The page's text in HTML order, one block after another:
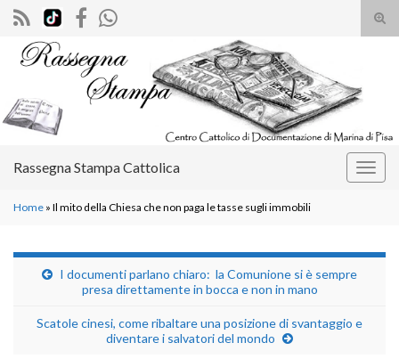
il
Search for:
Rassegna Stampa Cattolica
Home » Il mito della Chiesa che non paga le tasse sugli immobili
I documenti parlano chiaro: la Comunione si è sempre
presa direttamente in bocca e non in mano
Scatole cinesi, come ribaltare una posizione di svantaggio e
diventare i salvatori del mondo